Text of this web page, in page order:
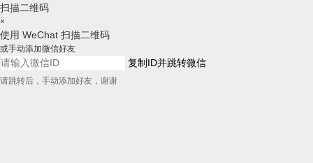
扫描二维码
×
使用 WeChat 扫描二维码
或手动添加微信好友
复制ID并跳转微信
请跳转后，手动添加好友，谢谢